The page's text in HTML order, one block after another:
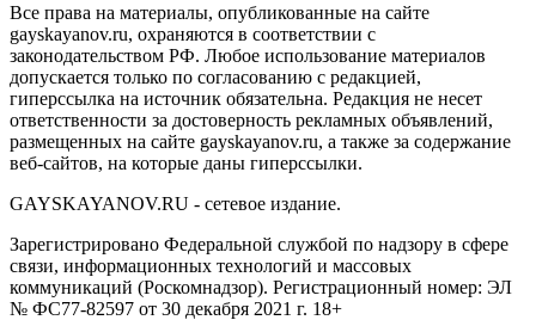
Все права на материалы, опубликованные на сайте
gayskayanov.ru, охраняются в соответствии с
законодательством РФ. Любое использование материалов
допускается только по согласованию с редакцией,
гиперссылка на источник обязательна. Редакция не несет
ответственности за достоверность рекламных объявлений,
размещенных на сайте gayskayanov.ru, а также за содержание
веб-сайтов, на которые даны гиперссылки.
GAYSKAYANOV.RU - сетевое издание.
Зарегистрировано Федеральной службой по надзору в сфере
связи, информационных технологий и массовых
коммуникаций (Роскомнадзор). Регистрационный номер: ЭЛ
№ ФС77-82597 от 30 декабря 2021 г. 18+